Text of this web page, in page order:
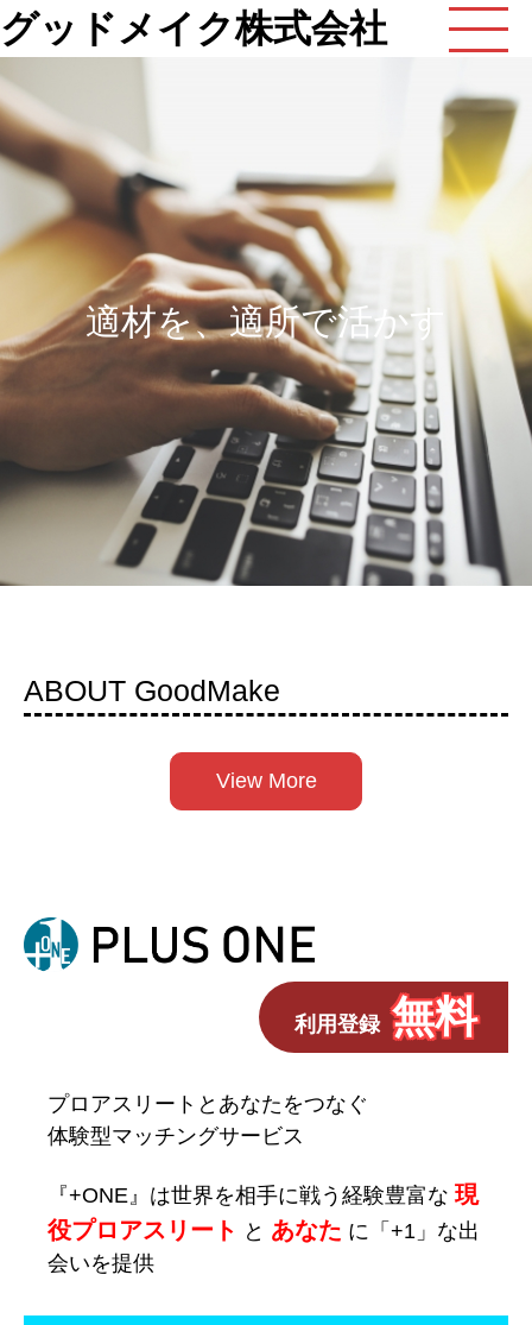
グッドメイク株式会社
適材を、適所で活かす
ABOUT GoodMake
View More
無料
プロアスリートとあなたをつなぐ
体験型マッチングサービス
『+ONE』は世界を相手に戦う経験豊富な 現
役プロアスリート と あなた に「+1」な出
会いを提供